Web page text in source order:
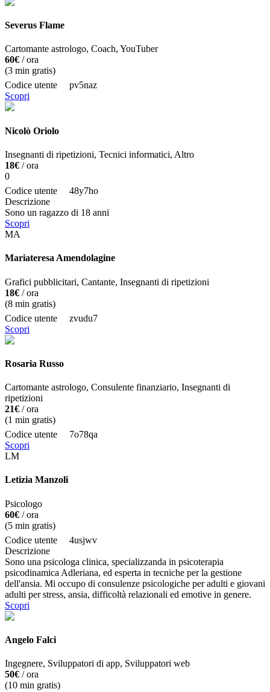
Severus Flame
Cartomante astrologo, Coach, YouTuber
60€ / ora
(3 min gratis)
Codice utente
pv5naz
Scopri
Nicolò Oriolo
Insegnanti di ripetizioni, Tecnici informatici, Altro
18€ / ora
0
Codice utente
48y7ho
Descrizione
Sono un ragazzo di 18 anni
Scopri
MA
Mariateresa Amendolagine
Grafici pubblicitari, Cantante, Insegnanti di ripetizioni
18€ / ora
(8 min gratis)
Codice utente
zvudu7
Scopri
Rosaria Russo
Cartomante astrologo, Consulente finanziario, Insegnanti di
ripetizioni
21€ / ora
(1 min gratis)
Codice utente
7o78qa
Scopri
LM
Letizia Manzoli
Psicologo
60€ / ora
(5 min gratis)
Codice utente
4usjwv
Descrizione
Sono una psicologa clinica, specializzanda in psicoterapia
psicodinamica Adleriana, ed esperta in tecniche per la gestione
dell'ansia. Mi occupo di consulenze psicologiche per adulti e giovani
adulti per stress, ansia, difficoltà relazionali ed emotive in genere.
Scopri
Angelo Falci
Ingegnere, Sviluppatori di app, Sviluppatori web
50€ / ora
(10 min gratis)